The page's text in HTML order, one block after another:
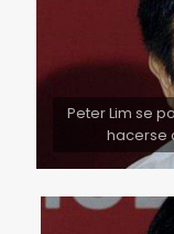
Peter Lim se
hacerse